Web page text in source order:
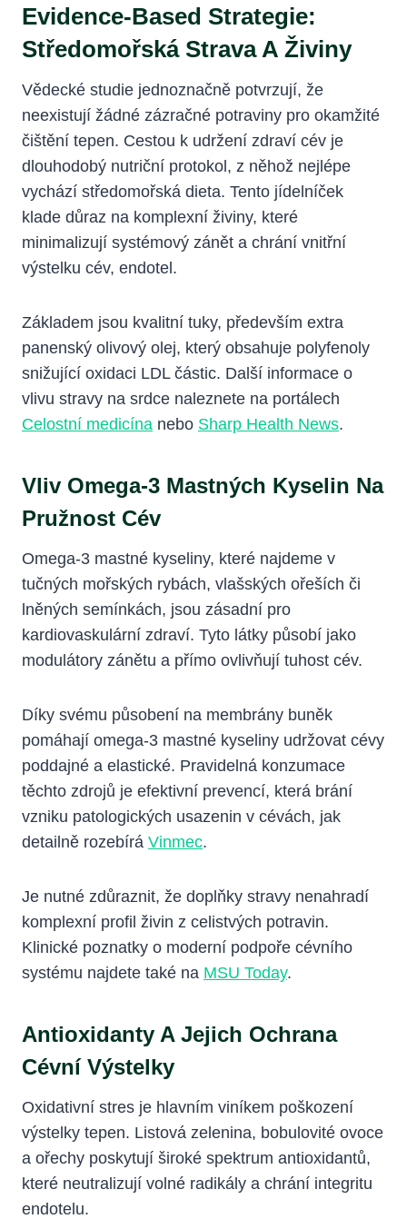
Evidence-Based Strategie:
Středomořská Strava A Živiny
Vědecké studie jednoznačně potvrzují, že
neexistují žádné zázračné potraviny pro okamžité
čištění tepen. Cestou k udržení zdraví cév je
dlouhodobý nutriční protokol, z něhož nejlépe
vychází středomořská dieta. Tento jídelníček
klade důraz na komplexní živiny, které
minimalizují systémový zánět a chrání vnitřní
výstelku cév, endotel.
Základem jsou kvalitní tuky, především extra
panenský olivový olej, který obsahuje polyfenoly
snižující oxidaci LDL částic. Další informace o
vlivu stravy na srdce naleznete na portálech
Celostní medicína nebo Sharp Health News.
Vliv Omega-3 Mastných Kyselin Na
Pružnost Cév
Omega-3 mastné kyseliny, které najdeme v
tučných mořských rybách, vlašských ořeších či
lněných semínkách, jsou zásadní pro
kardiovaskulární zdraví. Tyto látky působí jako
modulátory zánětu a přímo ovlivňují tuhost cév.
Díky svému působení na membrány buněk
pomáhají omega-3 mastné kyseliny udržovat cévy
poddajné a elastické. Pravidelná konzumace
těchto zdrojů je efektivní prevencí, která brání
vzniku patologických usazenin v cévách, jak
detailně rozebírá Vinmec.
Je nutné zdůraznit, že doplňky stravy nenahradí
komplexní profil živin z celistvých potravin.
Klinické poznatky o moderní podpoře cévního
systému najdete také na MSU Today.
Antioxidanty A Jejich Ochrana
Cévní Výstelky
Oxidativní stres je hlavním viníkem poškození
výstelky tepen. Listová zelenina, bobulovité ovoce
a ořechy poskytují široké spektrum antioxidantů,
které neutralizují volné radikály a chrání integritu
endotelu.